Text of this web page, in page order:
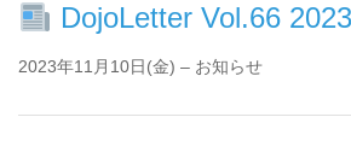
DojoLetter Vol.66
2023年11月10日(金) – お知らせ